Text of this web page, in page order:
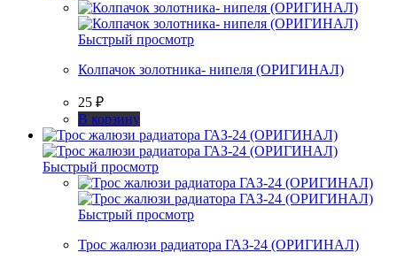
Быстрый просмотр
Колпачок золотника- нипеля (ОРИГИНАЛ)
25 ₽
В корзину
Быстрый просмотр
Быстрый просмотр
Трос жалюзи радиатора ГАЗ-24 (ОРИГИНАЛ)